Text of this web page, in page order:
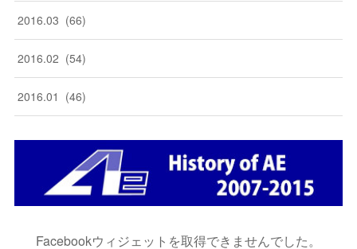
2016.03 (66)
2016.02 (54)
2016.01 (46)
Facebookウィジェットを取得できませんでした。